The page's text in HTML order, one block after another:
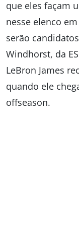
que eles façam
nesse elenco
serão
Windhorst, da
LeBron James
quando ele
offseason.